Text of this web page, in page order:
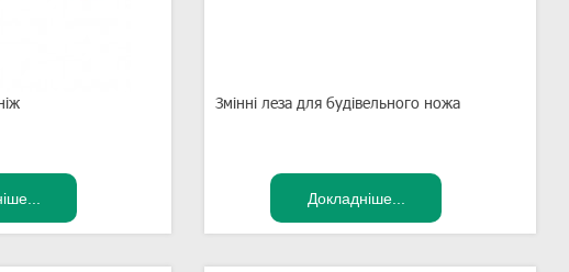
Змінні леза для будівельного ножа